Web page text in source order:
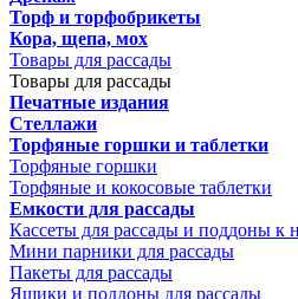
Торф и торфобрикеты
Кора, щепа, мох
Товары для рассады
Товары для рассады
Печатные издания
Стеллажи
Торфяные горшки и таблетки
Торфяные горшки
Торфяные и кокосовые таблетки
Емкости для рассады
Кассеты для рассады и поддоны к
Мини парники для рассады
Пакеты для рассады
Ящики и поддоны для рассады